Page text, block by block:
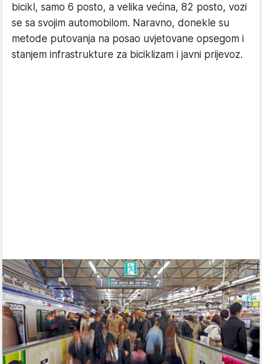
bicikl, samo 6 posto, a velika većina, 82 posto, vozi
se sa svojim automobilom. Naravno, donekle su
metode putovanja na posao uvjetovane opsegom i
stanjem infrastrukture za biciklizam i javni prijevoz.